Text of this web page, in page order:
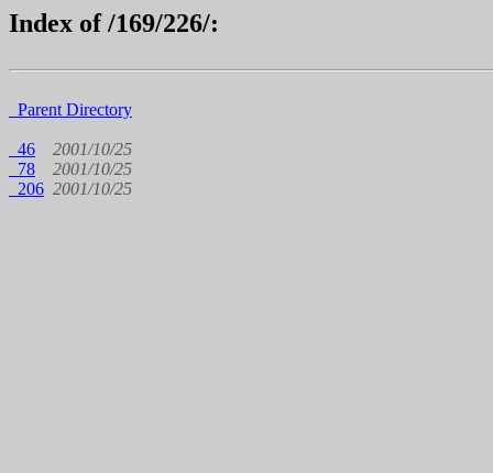
Index of /169/226/:
Parent Directory
46
2001/10/25
78
2001/10/25
206 2001/10/25